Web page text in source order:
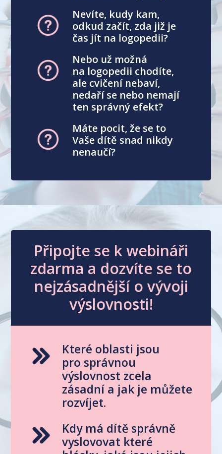
Nevíte, kudy kam,
odkud začít, zda již je
čas jít na logopedii?
Nebo už možná
na logopedii chodíte,
ale cvičení nebaví,
nedaří se nebo nemají
ten správný efekt?
Máte pocit, že se to
Vaše dítě snad nikdy
nenaučí?
Připojte se k webináři
zdarma a dozvíte se to
nejzásadnější o vývoji
výslovnosti!
Které oblasti jsou
pro správnou
výslovnost zcela
zásadní a jak je můžete
rozvíjet.
Kdy má dítě správně
vyslovovat které